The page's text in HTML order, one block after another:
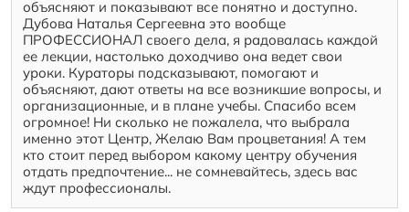
объясняют и показывают все понятно и доступно.
Дубова Наталья Сергеевна это вообще
ПРОФЕССИОНАЛ своего дела, я радовалась каждой
ее лекции, настолько доходчиво она ведет свои
уроки. Кураторы подсказывают, помогают и
объясняют, дают ответы на все возникшие вопросы, и
организационные, и в плане учебы. Спасибо всем
огромное! Ни сколько не пожалела, что выбрала
именно этот Центр, Желаю Вам процветания! А тем
кто стоит перед выбором какому центру обучения
отдать предпочтение... не сомневайтесь, здесь вас
ждут профессионалы.